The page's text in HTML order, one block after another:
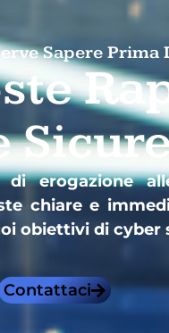
Sapere
di erogazione
chiare e
obiettivi di cyber
Contattaci